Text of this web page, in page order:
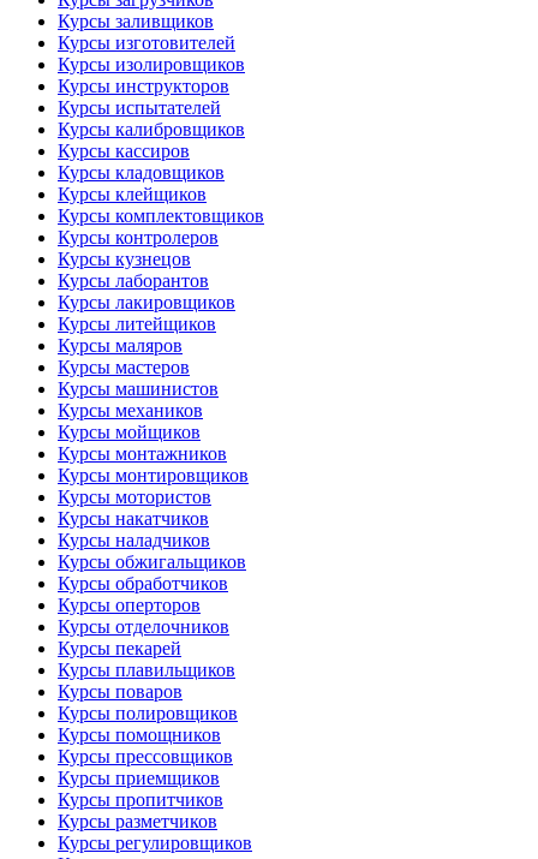
Курсы заливщиков
Курсы изготовителей
Курсы изолировщиков
Курсы инструкторов
Курсы испытателей
Курсы калибровщиков
Курсы кассиров
Курсы кладовщиков
Курсы клейщиков
Курсы комплектовщиков
Курсы контролеров
Курсы кузнецов
Курсы лаборантов
Курсы лакировщиков
Курсы литейщиков
Курсы маляров
Курсы мастеров
Курсы машинистов
Курсы механиков
Курсы мойщиков
Курсы монтажников
Курсы монтировщиков
Курсы мотористов
Курсы накатчиков
Курсы наладчиков
Курсы обжигальщиков
Курсы обработчиков
Курсы оперторов
Курсы отделочников
Курсы пекарей
Курсы плавильщиков
Курсы поваров
Курсы полировщиков
Курсы помощников
Курсы прессовщиков
Курсы приемщиков
Курсы пропитчиков
Курсы разметчиков
Курсы регулировщиков